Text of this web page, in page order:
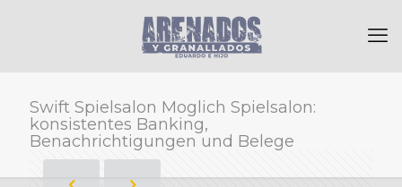
Swift Spielsalon Moglich Spielsalon:
konsistentes Banking,
Benachrichtigungen und Belege